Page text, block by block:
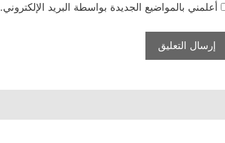
أعلمني بالمواضيع الجديدة بواسطة البريد الإلكتروني.